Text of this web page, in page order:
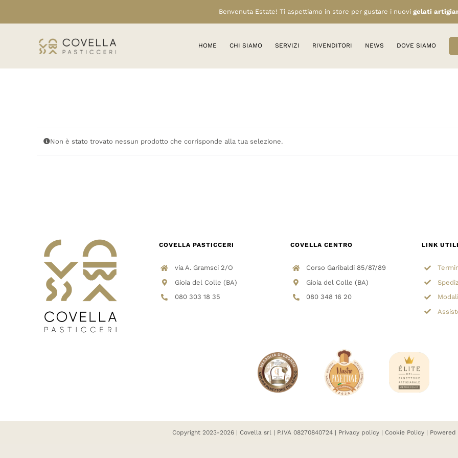
Benvenuta Estate! Ti aspettiamo in store per gustare i nuovi gelati
HOME CHI SIAMO SERVIZI RIVENDITORI NEWS DOVE SIAMO
Non è stato trovato nessun prodotto che corrisponde alla tua selezione.
COVELLA PASTICCERI
via A. Gramsci 2/O
Gioia del Colle (BA)
080 303 18 35
COVELLA CENTRO
Corso Garibaldi 85/87/89
Gioia del Colle (BA)
080 348 16 20
LINK UTILI
Copyright 2023-2026 | Covella srl | P.IVA 08270840724 | Privacy policy | Cookie Policy | Powered